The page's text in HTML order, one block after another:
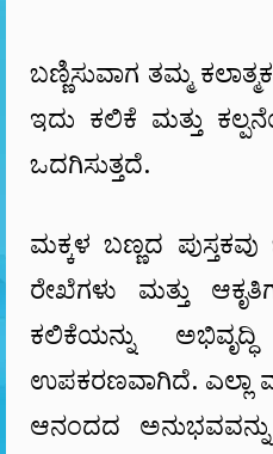
ಬಣ್ಣಿಸುವಾಗ ತಮ್ಮ
ಇದು ಕಲಿಕೆ ಮತ್ತು
ಒದಗಿಸುತ್ತದೆ.
ಮಕ್ಕಳ ಬಣ್ಣದ ಪುಸ್ತಕವು
ರೇಖೆಗಳು ಮತ್ತು
ಕಲಿಕೆಯನ್ನು
ಉಪಕರಣವಾಗಿದೆ. ಎಲ್ಲಾ
ಆನಂದದ